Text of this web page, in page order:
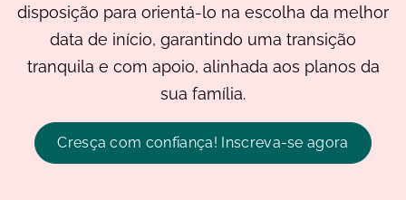
disposição para orientá-lo na escolha da melhor
data de início, garantindo uma transição
tranquila e com apoio, alinhada aos planos da
sua família.
Cresça com confiança! Inscreva-se agora